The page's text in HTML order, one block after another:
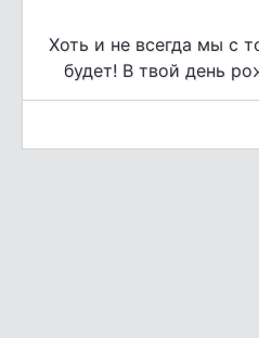
Хоть и не всегда мы с
будет! В твой день